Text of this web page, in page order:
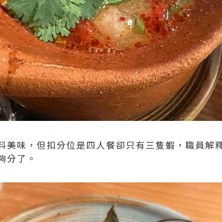
美味，但扣分位是四人餐卻只有三隻蝦，職員解
分了。